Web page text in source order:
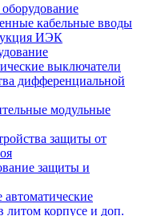
кабельные вводы
ИЭК
выключатели
дифференциальной
модульные
защиты от
защиты и
литом корпусе и доп.